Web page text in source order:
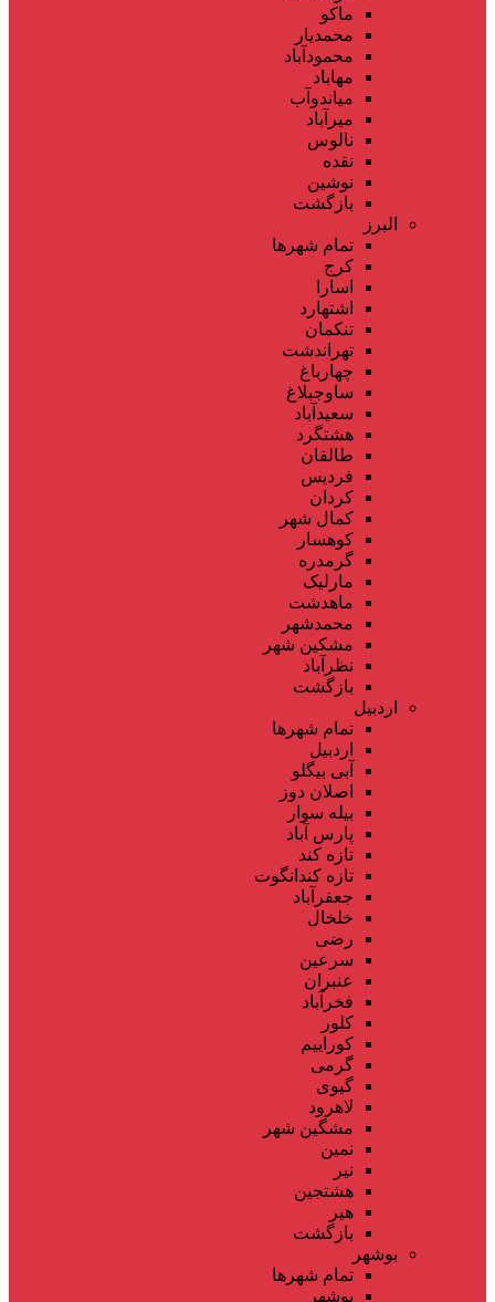
ماکو
محمدیار
محمودآباد
مهاباد
میاندوآب
میرآباد
نالوس
نقده
نوشین
بازگشت
البرز
تمام شهر‌ها
کرج
اسارا
اشتهارد
تنکمان
تهراندشت
چهارباغ
ساوجبلاغ
سعیدآباد
هشتگرد
طالقان
فردیس
کردان
کمال شهر
کوهسار
گرمدره
مارلیک
ماهدشت
محمدشهر
مشکین شهر
نظرآباد
بازگشت
اردبیل
تمام شهر‌ها
اردبیل
آبی بیگلو
اصلان دوز
بیله سوار
پارس آباد
تازه کند
تازه کندانگوت
جعفرآباد
خلخال
رضی
سرعین
عنبران
فخرآباد
کلور
کوراییم
گرمی
گیوی
لاهرود
مشگین شهر
نمین
نیر
هشتجین
هیر
بازگشت
بوشهر
تمام شهر‌ها
بوشهر